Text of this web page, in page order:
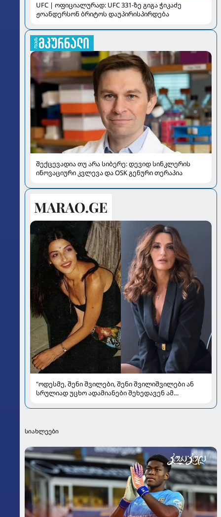
UFC | ოფიციალურად: UFC 331-ზე გიგა ჭიკაძე
ჟოანდერსონ ბრიტოს დაუპირისპირდება
შექცევადია თუ არა სიბერე: დევიდ სინკლერის
ინოვაციური კვლევა და OSK გენური თერაპია
"ოდესმე, შენი შვილები, შენი შვილიშვილები ან
სრულიად უცხო ადამიანები შეხედავენ ამ
ყიფშიძეზე
სიახლეები